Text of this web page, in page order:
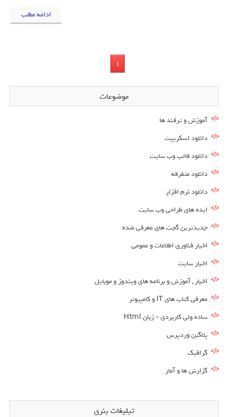
ادامه مطلب
1
موضوعات
آموزش و ترفند ها
دانلود اسکریپت
دانلود قالب وب سایت
دانلود متفرقه
دانلود نرم افزار
ایده های طراحی وب سایت
جدیدترین گجت های معرفی شده
اخبار فناوری اطلاعات و عمومی
اخبار سایت
اخبار , آموزش و برنامه های ویندوز و موبایل
معرفی کتاب های IT و کامپیوتر
ساده ولی کاربردی – زبان Html
پلاگین وردپرس
گرافیک
گزارش ها و آمار
تبلیغات بنری